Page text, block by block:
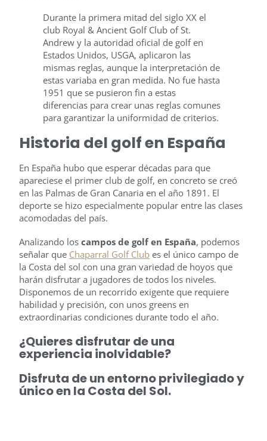
Durante la primera mitad del siglo XX el
club Royal & Ancient Golf Club of St.
Andrew y la autoridad oficial de golf en
Estados Unidos, USGA, aplicaron las
mismas reglas, aunque la interpretación de
estas variaba en gran medida. No fue hasta
1951 que se pusieron fin a estas
diferencias para crear unas reglas comunes
para garantizar la uniformidad de criterios.
Historia del golf en España
En España hubo que esperar décadas para que
apareciese el primer club de golf, en concreto se creó
en las Palmas de Gran Canaria en el año 1891. El
deporte se hizo especialmente popular entre las clases
acomodadas del país.
Analizando los campos de golf en España, podemos
señalar que Chaparral Golf Club es el único campo de
la Costa del sol con una gran variedad de hoyos que
harán disfrutar a jugadores de todos los niveles.
Disponemos de un recorrido exigente que requiere
habilidad y precisión, con unos greens en
extraordinarias condiciones durante todo el año.
¿Quieres disfrutar de una
experiencia inolvidable?
Disfruta de un entorno privilegiado y
único en la Costa del Sol.